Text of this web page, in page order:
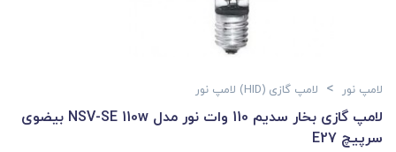
لامپ نور > لامپ گازی (HID) لامپ نور
لامپ گازی بخار سدیم 110 وات نور مدل NSV-SE 110w بیضوی
سرپیچ E27